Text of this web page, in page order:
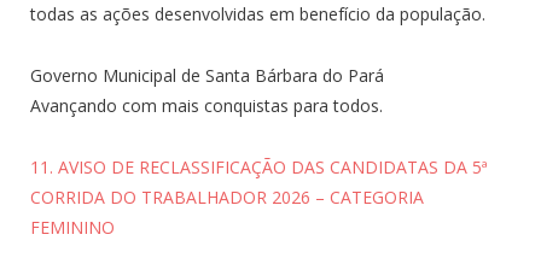
todas as ações desenvolvidas em benefício da população.
Governo Municipal de Santa Bárbara do Pará
Avançando com mais conquistas para todos.
11. AVISO DE RECLASSIFICAÇÃO DAS CANDIDATAS DA 5ª
CORRIDA DO TRABALHADOR 2026 – CATEGORIA
FEMININO